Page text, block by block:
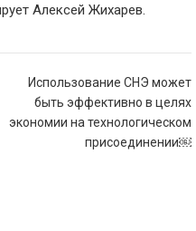
Алексей Жихарев.
Использование СНЭ может
быть эффективно в целях
экономии на технологическом
присоединении￼